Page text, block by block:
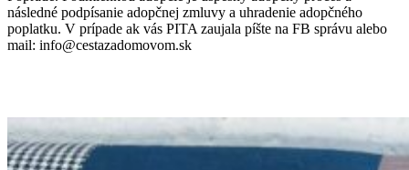
následné podpísanie adopčnej zmluvy a uhradenie adopčného
poplatku. V prípade ak vás PITA zaujala píšte na FB správu alebo
mail: info@cestazadomovom.sk